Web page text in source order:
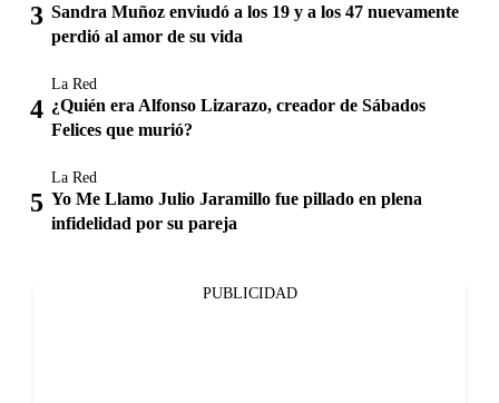
Sandra Muñoz enviudó a los 19 y a los 47 nuevamente
perdió al amor de su vida
La Red
¿Quién era Alfonso Lizarazo, creador de Sábados
Felices que murió?
La Red
Yo Me Llamo Julio Jaramillo fue pillado en plena
infidelidad por su pareja
PUBLICIDAD